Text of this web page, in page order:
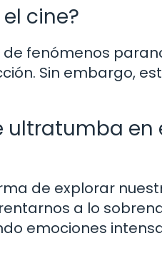
cine?
fenómenos
Sin embargo,
ultratumba en
de explorar
a lo
emociones